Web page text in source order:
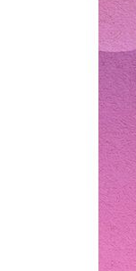
+ 빈
+ 기
+ 부